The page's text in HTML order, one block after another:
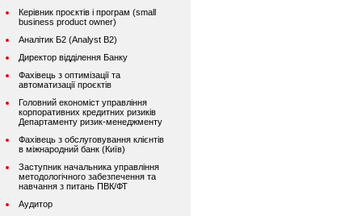
Керівник проєктів і програм (small
business product owner)
Аналітик Б2 (Analyst B2)
Директор відділення Банку
Фахівець з оптимізації та
автоматизації проєктів
Головний економіст управління
корпоративних кредитних ризиків
Департаменту ризик-менеджменту
Фахівець з обслуговування клієнтів
в міжнародний банк (Київ)
Заступник начальника управління
методологічного забезпечення та
навчання з питань ПВК/ФТ
Аудитор